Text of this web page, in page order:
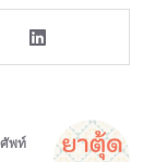
พท์